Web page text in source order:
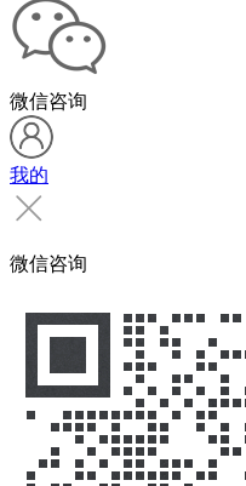
微信咨询
我的
微信咨询